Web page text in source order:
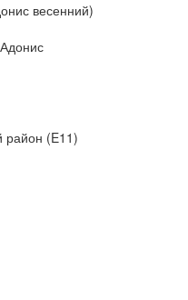
весенний)
район (E11)